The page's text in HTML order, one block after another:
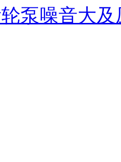
泵噪音大